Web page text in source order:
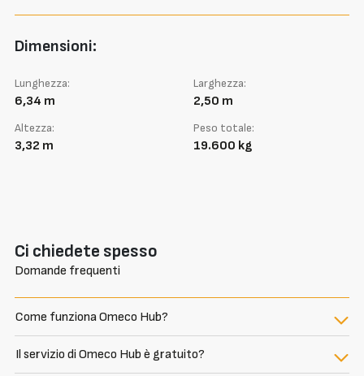
Dimensioni:
Lunghezza:
6,34 m
Larghezza:
2,50 m
Altezza:
3,32 m
Peso totale:
19.600 kg
Ci chiedete spesso
Domande frequenti
Come funziona Omeco Hub?
Il servizio di Omeco Hub è gratuito?